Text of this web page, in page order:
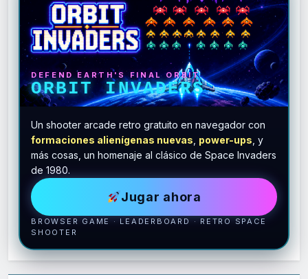
DEFEND EARTH'S FINAL ORBIT
ORBIT INVADERS
Un shooter arcade retro gratuito en navegador con
formaciones alienígenas nuevas power-ups , y
más cosas, un homenaje al clásico de Space Invaders
de 1980.
Jugar ahora
BROWSER GAME · LEADERBOARD · RETRO SPACE
SHOOTER